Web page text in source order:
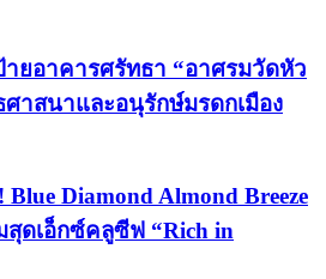
ยอาคารศรัทธา “อาศรมวัดหัว
าสนาและอนุรักษ์มรดกเมือง
Diamond Almond Breeze
สุดเอ็กซ์คลูซีฟ “Rich in